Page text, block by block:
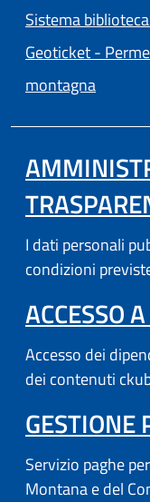
Sistema
Geoticket -
montagna
I dati personali
condizioni
ACCESSO
Accesso dei
dei contenuti
GESTIONE
Servizio paghe
Montana e del